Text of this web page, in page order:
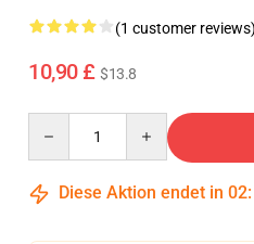
(1 customer reviews)
10,90 £ $13.8
Diese Aktion endet in 02: